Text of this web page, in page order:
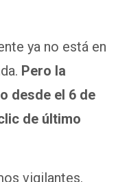
ya no está en
Pero la
desde el 6 de
de último
vigilantes.